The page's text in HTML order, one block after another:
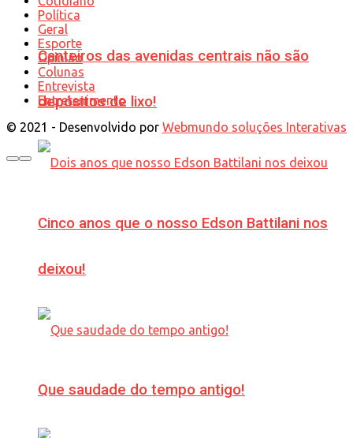
Canteiros das avenidas centrais não são
depósitos de lixo!
Cinco anos que o nosso Edson Battilani nos
deixou!
Que saudade do tempo antigo!
Política
Geral
Esporte
Opinião
Colunas
Entrevista
Entretenimento
© 2021 - Desenvolvido por Webmundo soluções Interativas